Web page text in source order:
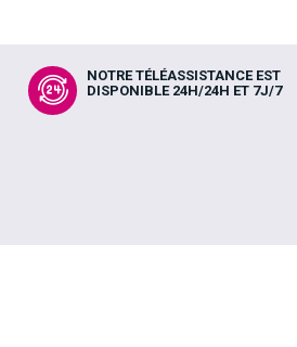
NOTRE TÉLÉASSISTANCE EST
DISPONIBLE 24H/24H ET 7J/7